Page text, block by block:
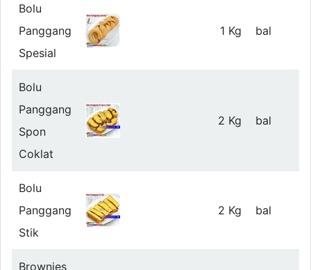
Bolu
Panggang
Spesial
1 Kg bal
Bolu
Panggang
Spon
Coklat
2 Kg bal
Bolu
Panggang
Stik
2 Kg bal
Brownies